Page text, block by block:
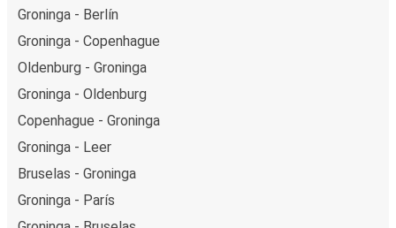
Groninga - Berlín
Groninga - Copenhague
Oldenburg - Groninga
Groninga - Oldenburg
Copenhague - Groninga
Groninga - Leer
Bruselas - Groninga
Groninga - París